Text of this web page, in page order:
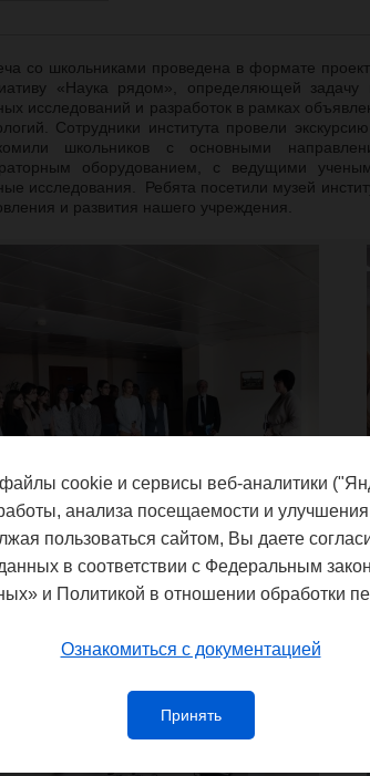
со школьниками проведена в формате
«Наука рядом», определяющей
исследований и разработок в рамках
Сотрудники института провели
школьников с основными
оборудованием, с ведущими
исследования. Ребята посетили музей
и развития нашего учреждения.
cookie и сервисы веб-аналитики
анализа посещаемости и улучшения
пользоваться сайтом, Вы даете
в соответствии с Федеральным
и Политикой в отношении обработки
Ознакомиться с документацией
Принять